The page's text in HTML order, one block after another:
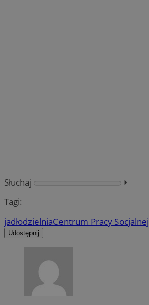
Słuchaj
⏵︎
Tagi:
jadłodzielniaCentrum Pracy Socjalnej
Udostępnij